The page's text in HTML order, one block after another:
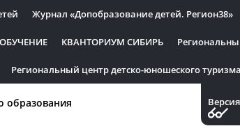
Журнал «Допобразование детей. Регион38»
КВАНТОРИУМ СИБИРЬ
Региональный центр детско-юношеского туризма
образования